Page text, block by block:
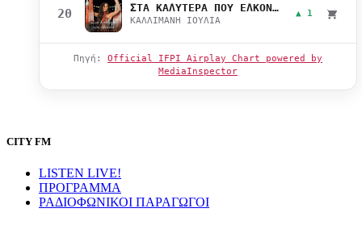
20 ΣΤΑ ΚΑΛΥΤΕΡΑ ΠΟΥ ΕΛΚΟΝΤΑΙ
ΚΑΛΛΙΜΑΝΗ ΙΟΥΛΙΑ
▲ 1
Πηγή: Official IFPI Airplay Chart powered by
MediaInspector
CITY FM
LISTEN LIVE!
ΠΡΟΓΡΑΜΜΑ
ΡΑΔΙΟΦΩΝΙΚΟΙ ΠΑΡΑΓΩΓΟΙ